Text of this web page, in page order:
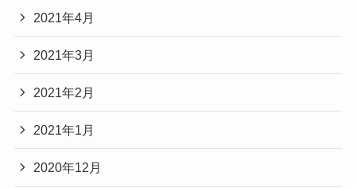
2021年4月
2021年3月
2021年2月
2021年1月
2020年12月